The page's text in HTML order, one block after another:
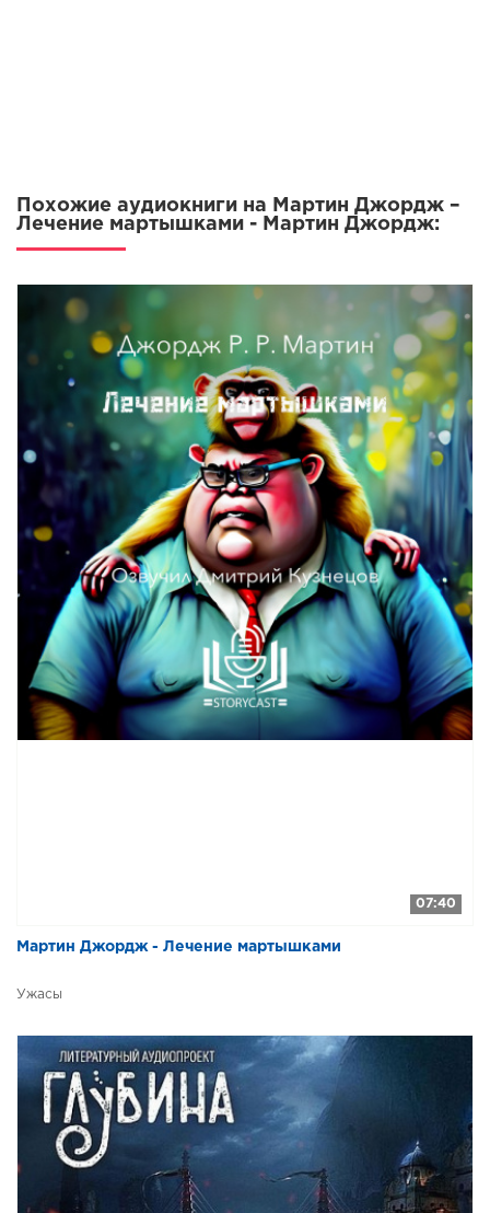
Похожие аудиокниги на Мартин Джордж –
Лечение мартышками - Мартин Джордж:
07:40
Мартин Джордж - Лечение мартышками
Ужасы